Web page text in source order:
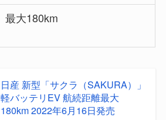
最大180km
日産 新型「サクラ（SAKURA）」
軽バッテリEV 航続距離最大
180km 2022年6月16日発売